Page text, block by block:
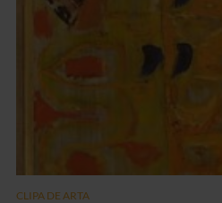
CLIPA DE ARTA